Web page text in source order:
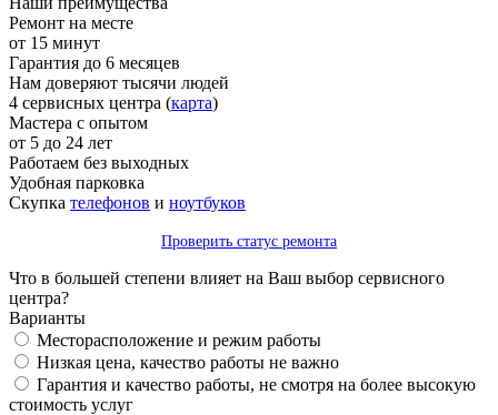
Ремонт на месте
от 15 минут
Гарантия до 6 месяцев
Нам доверяют тысячи людей
4 сервисных центра (карта)
Мастера с опытом
от 5 до 24 лет
Работаем без выходных
Удобная парковка
Скупка телефонов и ноутбуков
Проверить статус ремонта
Что в большей степени влияет на Ваш выбор сервисного
центра?
Варианты
Месторасположение и режим работы
Низкая цена, качество работы не важно
Гарантия и качество работы, не смотря на более высокую
стоимость услуг